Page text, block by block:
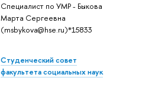
Специалист по УМР - Быкова
Марта Сергеевна
(msbykova@hse.ru)*15833
Студенческий совет
факультета социальных наук